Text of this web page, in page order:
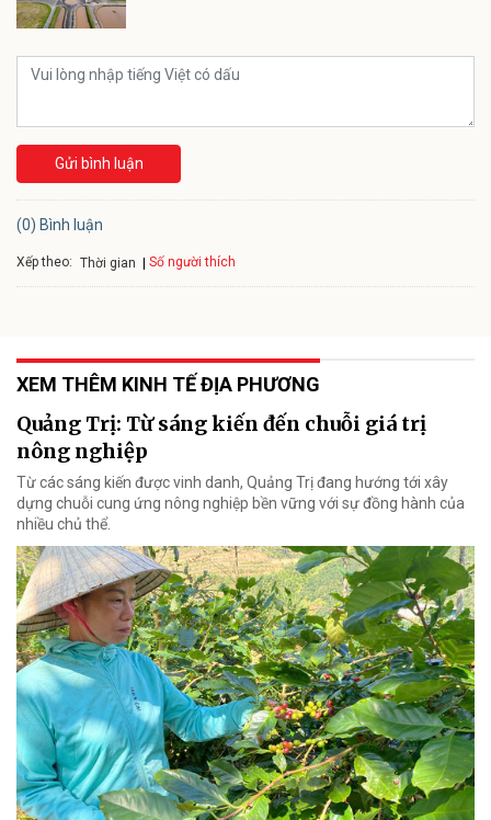
Gửi bình luận
(0) Bình luận
Xếp theo: Thời gian Số người thích
XEM THÊM KINH TẾ ĐỊA PHƯƠNG
Quảng Trị: Từ sáng kiến đến chuỗi giá trị
nông nghiệp
Từ các sáng kiến được vinh danh, Quảng Trị đang hướng tới xây
dựng chuỗi cung ứng nông nghiệp bền vững với sự đồng hành của
nhiều chủ thể.